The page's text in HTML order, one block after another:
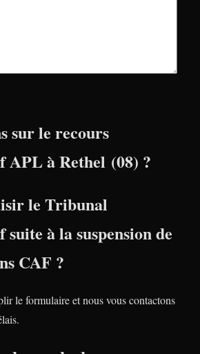
sur le recours
à Rethel (08) ?
le Tribunal
à la suspension de
CAF ?
le formulaire et nous vous contactons